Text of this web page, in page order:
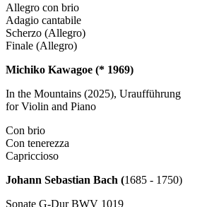
Allegro con brio
Adagio cantabile
Scherzo (Allegro)
Finale (Allegro)
Michiko Kawagoe (* 1969)
In the Mountains (2025), Uraufführung
for Violin and Piano
Con brio
Con tenerezza
Capriccioso
Johann Sebastian Bach (1685 - 1750)
Sonate G-Dur BWV 1019